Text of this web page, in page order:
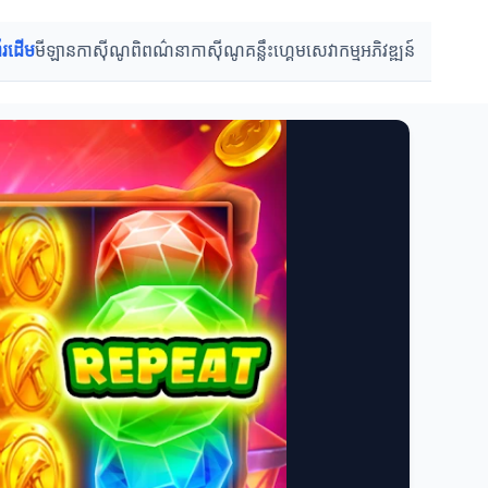
ដើមមីឡានកាស៊ីណូពិពណ៌នាកាស៊ីណូគន្លឹះហ្គេមសេវាកម្មអភិវឌ្ឍន៍